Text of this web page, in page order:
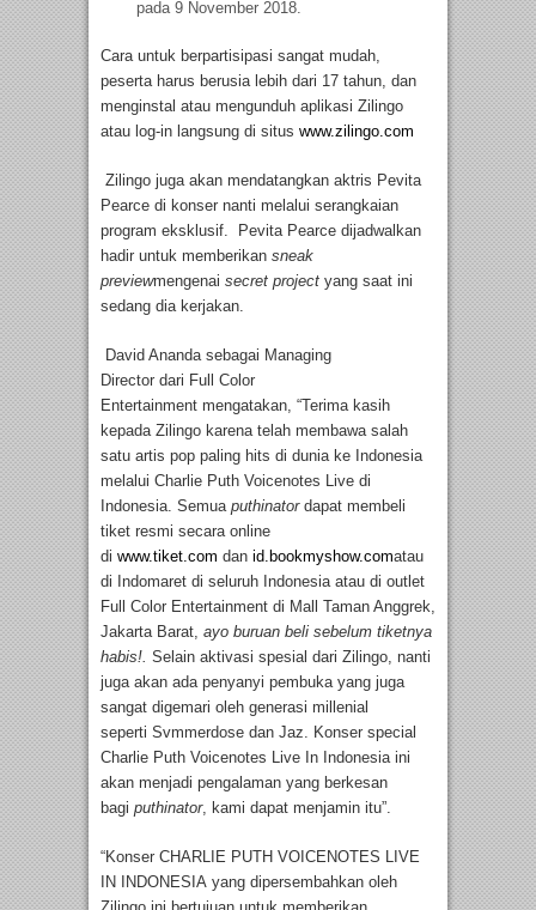
pada 9 November 2018.
Cara untuk berpartisipasi sangat mudah,
peserta harus berusia lebih dari 17 tahun, dan
menginstal atau mengunduh aplikasi Zilingo
atau log-in langsung di situs www.zilingo.com
Zilingo juga akan mendatangkan aktris Pevita
Pearce di konser nanti melalui serangkaian
program eksklusif. Pevita Pearce dijadwalkan
hadir untuk memberikan sneak
previewmengenai secret project yang saat ini
sedang dia kerjakan.
David Ananda sebagai Managing
Director dari Full Color
Entertainment mengatakan, “Terima kasih
kepada Zilingo karena telah membawa salah
satu artis pop paling hits di dunia ke Indonesia
melalui Charlie Puth Voicenotes Live di
Indonesia. Semua puthinatordapat membeli
tiket resmi secara online
di www.tiket.com dan id.bookmyshow.comatau
di Indomaret di seluruh Indonesia atau di outlet
Full Color Entertainment di Mall Taman Anggrek,
Jakarta Barat, ayo buruan beli sebelum tiketnya
habis!. Selain aktivasi spesial dari Zilingo, nanti
juga akan ada penyanyi pembuka yang juga
sangat digemari oleh generasi millenial
seperti Svmmerdose dan Jaz. Konser special
Charlie Puth Voicenotes Live In Indonesia ini
akan menjadi pengalaman yang berkesan
bagi puthinator, kami dapat menjamin itu”.
“Konser CHARLIE PUTH VOICENOTES LIVE
IN INDONESIA yang dipersembahkan oleh